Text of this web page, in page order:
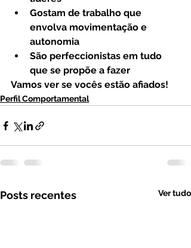
Gostam de trabalho que
envolva movimentação e
autonomia
São perfeccionistas em tudo
que se propõe a fazer
Vamos ver se vocês estão afiados!
Perfil Comportamental
Posts recentes Ver tudo